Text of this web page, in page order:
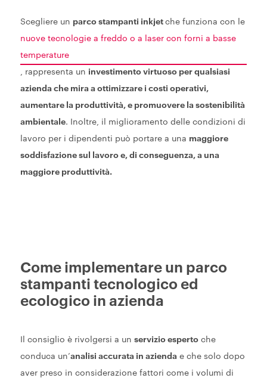
Scegliere un parco stampanti inkjet che funziona con le
nuove tecnologie a freddo o a laser con forni a basse
temperature
, rappresenta un investimento virtuoso per qualsiasi
azienda che mira a ottimizzare i costi operativi,
aumentare la produttività, e promuovere la sostenibilità
ambientale. Inoltre, il miglioramento delle condizioni di
lavoro per i dipendenti può portare a una maggiore
soddisfazione sul lavoro e, di conseguenza, a una
maggiore produttività.
Come implementare un parco
stampanti tecnologico ed
ecologico in azienda
Il consiglio è rivolgersi a un servizio espertoche
conduca un’analisi accurata in aziendae che solo dopo
aver preso in considerazione fattori come i volumi di